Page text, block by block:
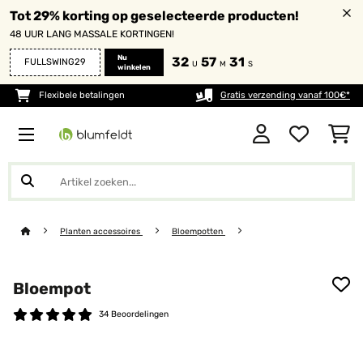
Tot 29% korting op geselecteerde producten!
48 UUR LANG MASSALE KORTINGEN!
FULLSWING29
Nu
winkelen
32 U 57 M 31 S
Flexibele betalingen Gratis verzending vanaf 100€*
Planten accessoires Bloempotten
Bloempot
34 Beoordelingen